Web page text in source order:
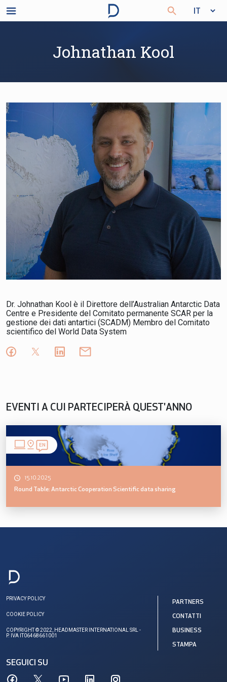
Johnathan Kool
Dr. Johnathan Kool è il Direttore dell’Australian Antarctic Data
Centre e Presidente del Comitato permanente SCAR per la
gestione dei dati antartici (SCADM) Membro del Comitato
scientifico del World Data System
EVENTI A CUI PARTECIPERÀ QUEST'ANNO
EN
15.10.2025
Round Table: Antarctic Cooperation Scientific data sharing
PRIVACY POLICY
COOKIE POLICY
COPYRIGHT © 2022, HEADMASTER INTERNATIONAL SRL -
P. IVA IT06468661001
SEGUICI SU
PARTNERS
CONTATTI
BUSINESS
STAMPA